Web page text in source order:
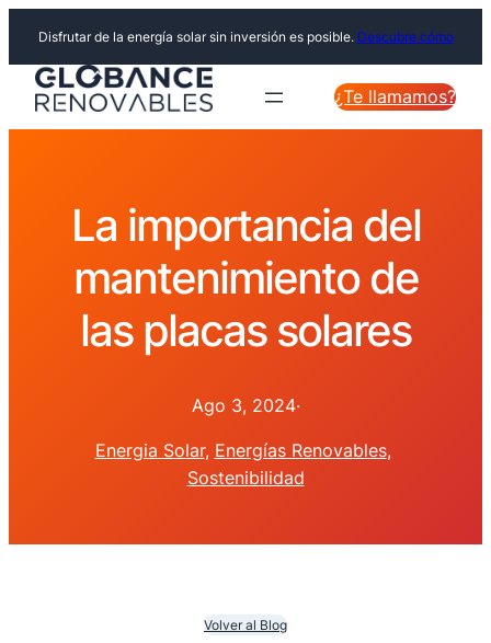
Disfrutar de la energía solar sin inversión es posible. Descubre cómo
¿Te llamamos?
La importancia del
mantenimiento de
las placas solares
Ago 3, 2024·
Energia Solar, Energías Renovables ,
Sostenibilidad
Volver al Blog